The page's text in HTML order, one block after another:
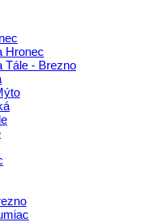
Hronec
Tále - Brezno